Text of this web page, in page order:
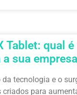
Tablet: qual
sua
da tecnologia e o
criados para